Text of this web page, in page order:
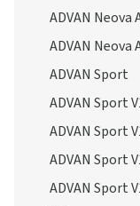
ADVAN Neova
ADVAN Neova
ADVAN Sport
ADVAN Sport
ADVAN Sport
ADVAN Sport
ADVAN Sport